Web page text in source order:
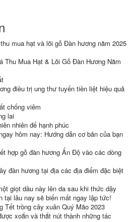
mua hạt và lõi gỗ Đàn hương năm 2025
Thu Mua Hạt & Lõi Gỗ Đàn Hương Năm
điều trị ung thư tuyến tiền liệt hiệu quả
chống viêm
lai
nhiên để hạnh phúc
hôm nay: Hướng dẫn cơ bản của bạn
hợp gỗ đàn hương Ấn Độ vào các dòng
đàn hương tại địa các địa điểm đặc biệt
giọt dầu này lên da sau khi thức dậy
tại lâu nay sẽ biến mất ngay lập tức!
Tết trồng cây xuân Quý Mão 2023
xoắn và thắt nút thành những tác